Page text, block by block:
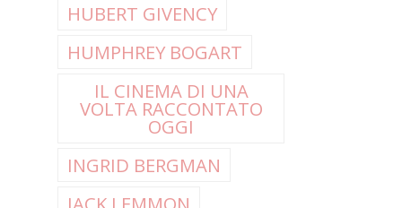
HUBERT GIVENCY
HUMPHREY BOGART
IL CINEMA DI UNA
VOLTA RACCONTATO
OGGI
INGRID BERGMAN